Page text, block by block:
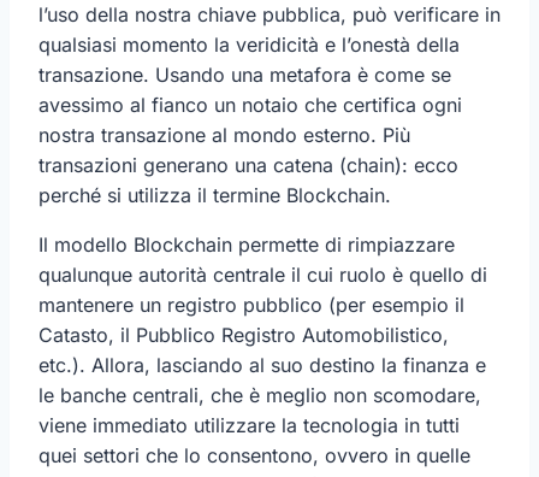
l’uso della nostra chiave pubblica, può verificare in
qualsiasi momento la veridicità e l’onestà della
transazione. Usando una metafora è come se
avessimo al fianco un notaio che certifica ogni
nostra transazione al mondo esterno. Più
transazioni generano una catena (chain): ecco
perché si utilizza il termine Blockchain.
Il modello Blockchain permette di rimpiazzare
qualunque autorità centrale il cui ruolo è quello di
mantenere un registro pubblico (per esempio il
Catasto, il Pubblico Registro Automobilistico,
etc.). Allora, lasciando al suo destino la finanza e
le banche centrali, che è meglio non scomodare,
viene immediato utilizzare la tecnologia in tutti
quei settori che lo consentono, ovvero in quelle